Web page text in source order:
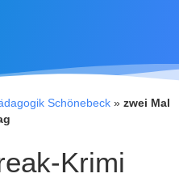
Schönebeck » zwei Mal
Krimi